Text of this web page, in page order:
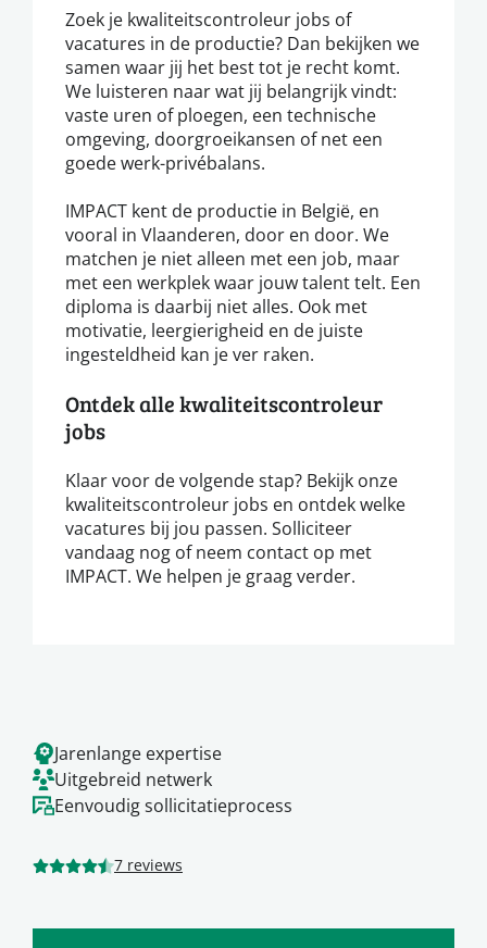
Zoek je kwaliteitscontroleur jobs of
vacatures in de productie? Dan bekijken we
samen waar jij het best tot je recht komt.
We luisteren naar wat jij belangrijk vindt:
vaste uren of ploegen, een technische
omgeving, doorgroeikansen of net een
goede werk-privébalans.
IMPACT kent de productie in België, en
vooral in Vlaanderen, door en door. We
matchen je niet alleen met een job, maar
met een werkplek waar jouw talent telt. Een
diploma is daarbij niet alles. Ook met
motivatie, leergierigheid en de juiste
ingesteldheid kan je ver raken.
Ontdek alle kwaliteitscontroleur
jobs
Klaar voor de volgende stap? Bekijk onze
kwaliteitscontroleur jobs en ontdek welke
vacatures bij jou passen. Solliciteer
vandaag nog of neem contact op met
IMPACT. We helpen je graag verder.
Jarenlange expertise
Uitgebreid netwerk
Eenvoudig sollicitatieprocess
7 reviews